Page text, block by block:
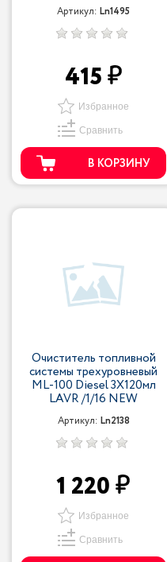
Артикул: Ln1495
415
Избранное
Сравнить
В КОРЗИНУ
Очиститель топливной
системы трехуровневый
ML-100 Diesel 3X120мл
LAVR /1/16 NEW
Артикул: Ln2138
1 220
Избранное
Сравнить